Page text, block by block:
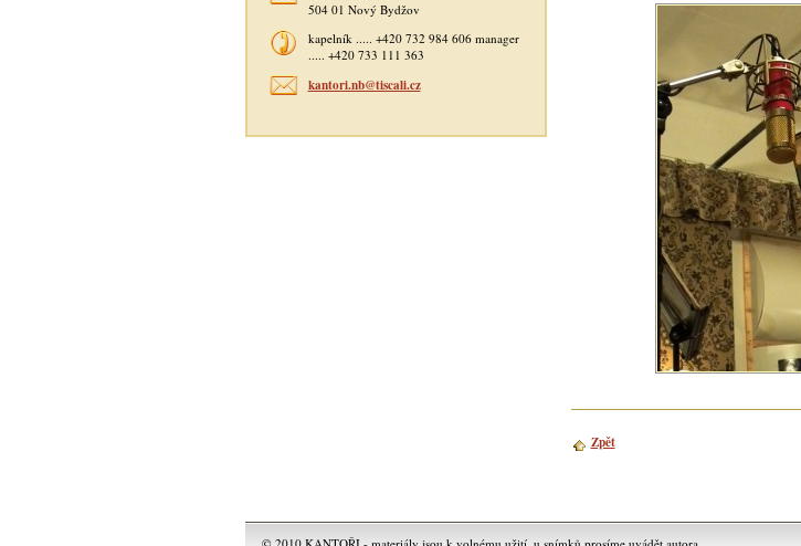
Zpět
504 01 Nový Bydžov
kapelník ..... +420 732 984 606 manager
..... +420 733 111 363
kantori.nb@tiscali.cz